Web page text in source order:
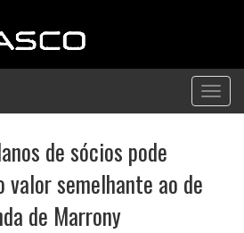
de sócios pode
valor semelhante ao de
de Marrony